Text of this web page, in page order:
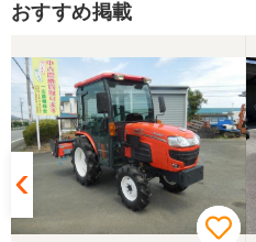
物は2台出ていて、当初
しかしそちらは売れて
万円ほど高い方を購入
に伺い持ち帰りました
所、安い方を渡されま
したが、高い方は「先
で安い方でお願いした
との差額分を返金と交
の事。カバーが脱落し
伝えたところ、そのカ
ました。 「管理する
けた」 といっており
おすすめ掲載